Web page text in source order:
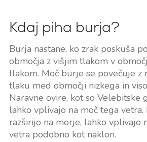
Kdaj piha burja?
Burja nastane, ko zrak poskuša
območja z višjim tlakom v
tlakom. Moč burje se povečuje z
tlaku med območji nizkega in
Naravne ovire, kot so Velebitske
lahko vplivajo na moč tega vetra.
razširijo na morje, lahko vplivajo
vetra podobno kot naklon.